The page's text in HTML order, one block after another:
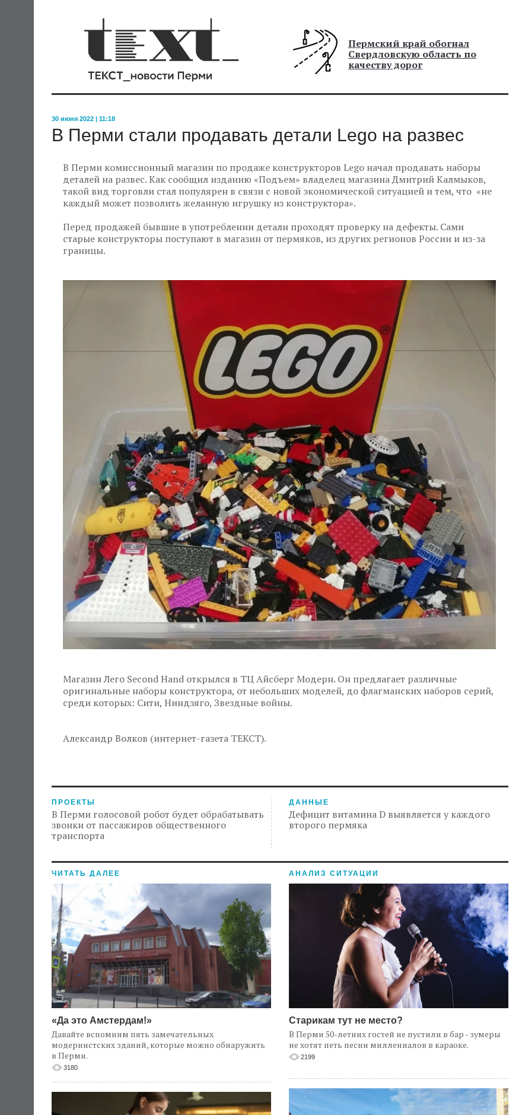
Пермский край обогнал
Свердловскую область по
качеству дорог
30 июня 2022 | 11:18
В Перми стали продавать детали Lego на развес
В Перми комиссионный магазин по продаже конструкторов Lego начал продавать наборы
деталей на развес. Как сообщил изданию «Подъем» владелец магазина Дмитрий Калмыков,
такой вид торговли стал популярен в связи с новой экономической ситуацией и тем, что «не
каждый может позволить желанную игрушку из конструктора».
Перед продажей бывшие в употреблении детали проходят проверку на дефекты. Сами
старые конструкторы поступают в магазин от пермяков, из других регионов России и из-за
границы.
Магазин Лего Second Hand открылся в ТЦ Айсберг Модерн. Он предлагает различные
оригинальные наборы конструктора, от небольших моделей, до флагманских наборов серий,
среди которых: Сити, Ниндзяго, Звездные войны.
Александр Волков (интернет-газета ТЕКСТ).
ПРОЕКТЫ
В Перми голосовой робот будет обрабатывать
звонки от пассажиров общественного
транспорта
ДАННЫЕ
Дефицит витамина D выявляется у каждого
второго пермяка
ЧИТАТЬ ДАЛЕЕ
«Да это Амстердам!»
Давайте вспомним пять замечательных
модернистских зданий, которые можно обнаружить
в Перми.
3180
АНАЛИЗ СИТУАЦИИ
Старикам тут не место?
В Перми 50-летних гостей не пустили в бар - зумеры
не хотят петь песни миллениалов в караоке.
2199